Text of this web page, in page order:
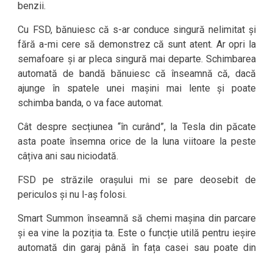
benzii.
Cu FSD, bănuiesc că s-ar conduce singură nelimitat și
fără a-mi cere să demonstrez că sunt atent. Ar opri la
semafoare și ar pleca singură mai departe. Schimbarea
automată de bandă bănuiesc că înseamnă că, dacă
ajunge în spatele unei mașini mai lente și poate
schimba banda, o va face automat.
Cât despre secțiunea “în curând”, la Tesla din păcate
asta poate însemna orice de la luna viitoare la peste
câțiva ani sau niciodată.
FSD pe străzile orașului mi se pare deosebit de
periculos și nu l-aș folosi.
Smart Summon înseamnă să chemi mașina din parcare
și ea vine la poziția ta. Este o funcție utilă pentru ieșire
automată din garaj până în fața casei sau poate din